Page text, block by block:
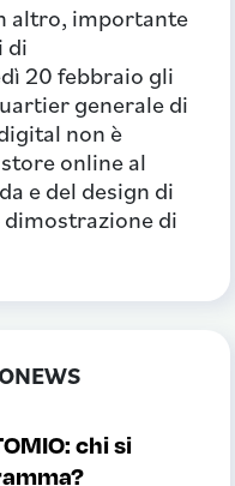
altro, importante
di
20 febbraio gli
generale di
non è
online al
e del design di
di
chi si